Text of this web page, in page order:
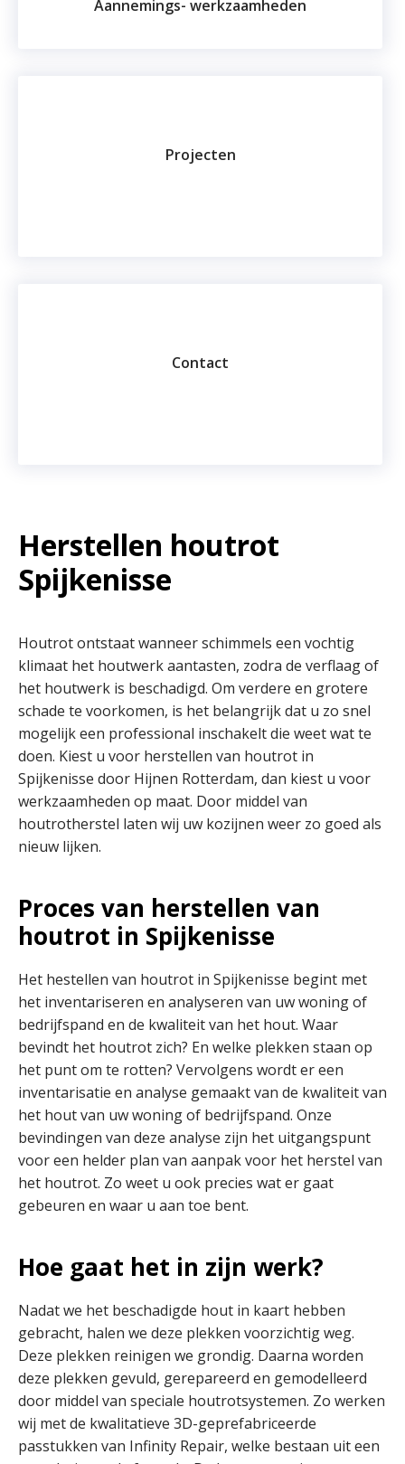
Aannemings- werkzaamheden
Projecten
Contact
Herstellen houtrot
Spijkenisse
Houtrot ontstaat wanneer schimmels een vochtig
klimaat het houtwerk aantasten, zodra de verflaag of
het houtwerk is beschadigd. Om verdere en grotere
schade te voorkomen, is het belangrijk dat u zo snel
mogelijk een professional inschakelt die weet wat te
doen. Kiest u voor herstellen van houtrot in
Spijkenisse door Hijnen Rotterdam, dan kiest u voor
werkzaamheden op maat. Door middel van
houtrotherstel laten wij uw kozijnen weer zo goed als
nieuw lijken.
Proces van herstellen van
houtrot in Spijkenisse
Het hestellen van houtrot in Spijkenisse begint met
het inventariseren en analyseren van uw woning of
bedrijfspand en de kwaliteit van het hout. Waar
bevindt het houtrot zich? En welke plekken staan op
het punt om te rotten? Vervolgens wordt er een
inventarisatie en analyse gemaakt van de kwaliteit van
het hout van uw woning of bedrijfspand. Onze
bevindingen van deze analyse zijn het uitgangspunt
voor een helder plan van aanpak voor het herstel van
het houtrot. Zo weet u ook precies wat er gaat
gebeuren en waar u aan toe bent.
Hoe gaat het in zijn werk?
Nadat we het beschadigde hout in kaart hebben
gebracht, halen we deze plekken voorzichtig weg.
Deze plekken reinigen we grondig. Daarna worden
deze plekken gevuld, gerepareerd en gemodelleerd
door middel van speciale houtrotsystemen. Zo werken
wij met de kwalitatieve 3D-geprefabriceerde
passtukken van Infinity Repair, welke bestaan uit een